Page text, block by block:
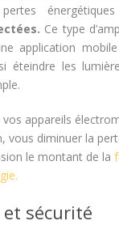
Ce type
application
éteindre les
vos appareils
vous diminuer la
le montant de la
sécurité